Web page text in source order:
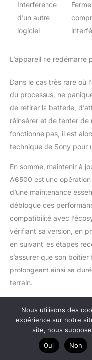
Interférence
d’un autre
logiciel
L’appareil ne redémarre
Dans le cas très rare où
du processus, ne
de retirer la batterie,
réinsérer et de tenter de
fonctionne pas, il est
technique de Sony pour
En somme, maintenir à
A6500 est une
d’une maintenance
débloque des
compatibilité avec
vérifiant sa version, en
en suivant les étapes
s’assurer que son
prolongeant ainsi sa
terrain.
Nous utilisons des
expérience sur notre
site, nous
Oui
Non